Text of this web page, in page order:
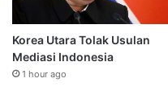
Korea Utara Tolak Usulan
Mediasi Indonesia
1 hour ago